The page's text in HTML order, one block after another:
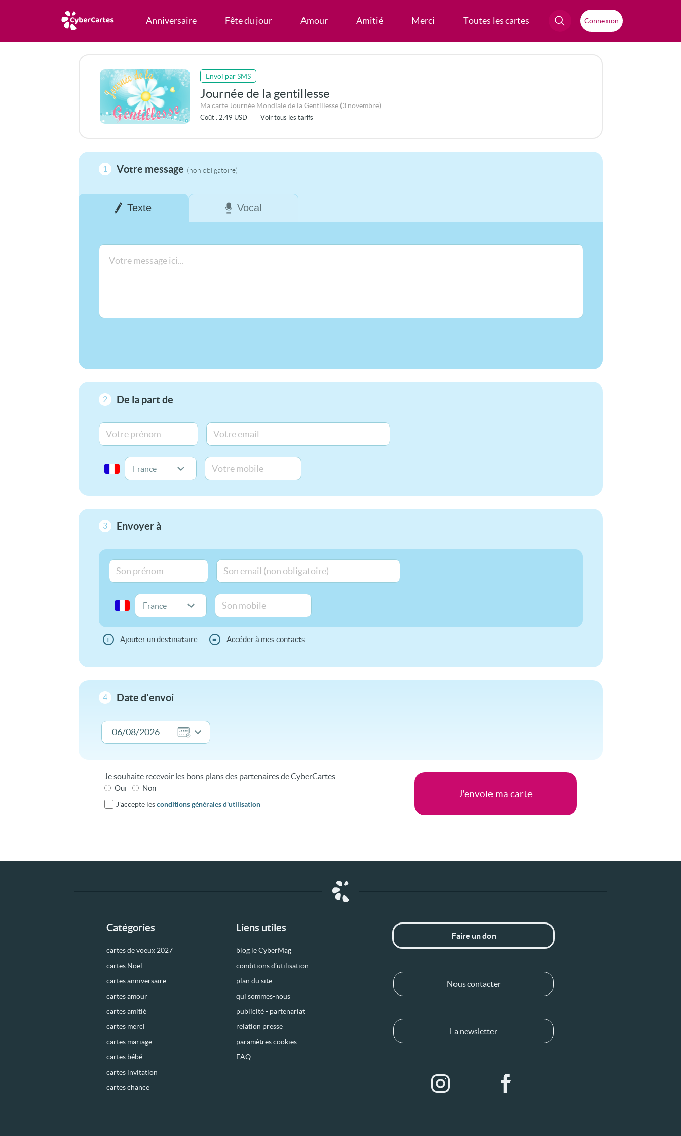
Anniversaire Fête du jour Amour Amitié Merci Toutes les cartes Connexion
Envoi par SMS
Journée de la gentillesse
Ma carte Journée Mondiale de la Gentillesse (3 novembre)
Coût : 2.49 USD- Voir tous les tarifs
1 Votre message (non obligatoire)
Texte Vocal
2 De la part de
3 Envoyer à
+ Ajouter un destinataire ≡ Accéder à mes contacts
4 Date d'envoi
Je souhaite recevoir les bons plans des partenaires de CyberCartes
Oui Non
J'accepte lesconditions générales d'utilisation
Catégories
cartes de voeux 2027
cartes Noël
cartes anniversaire
cartes amour
cartes amitié
cartes merci
cartes mariage
cartes bébé
cartes invitation
cartes chance
Liens utiles
blog le CyberMag
conditions d’utilisation
plan du site
qui sommes-nous
publicité - partenariat
relation presse
paramètres cookies
FAQ
Faire un don
Nous contacter
La newsletter